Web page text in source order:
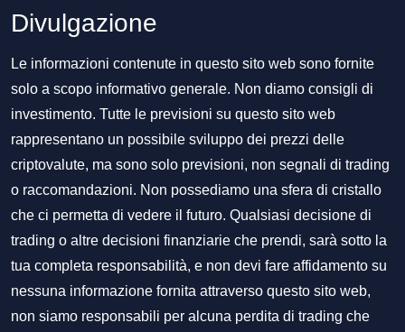
Divulgazione
Le informazioni contenute in questo sito web sono fornite
solo a scopo informativo generale. Non diamo consigli di
investimento. Tutte le previsioni su questo sito web
rappresentano un possibile sviluppo dei prezzi delle
criptovalute, ma sono solo previsioni, non segnali di trading
o raccomandazioni. Non possediamo una sfera di cristallo
che ci permetta di vedere il futuro. Qualsiasi decisione di
trading o altre decisioni finanziarie che prendi, sarà sotto la
tua completa responsabilità, e non devi fare affidamento su
nessuna informazione fornita attraverso questo sito web,
non siamo responsabili per alcuna perdita di trading che